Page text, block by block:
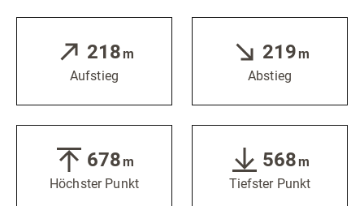
218m
Aufstieg
219m
Abstieg
678m
Höchster Punkt
568m
Tiefster Punkt